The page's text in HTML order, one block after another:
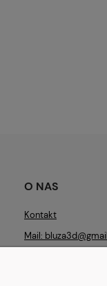
O NAS
Kontakt
Mail: